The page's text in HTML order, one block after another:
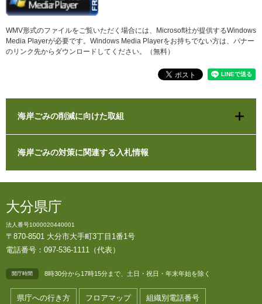
WMV形式のファイルをご覧いただく場合には、Microsoft社が提供するWindows
Media Playerが必要です。 Windows Media Playerをお持ちでない方は、バナー
のリンク先からダウンロードしてください。（無料）
海岸ごみの削減に向けた取組
海岸ごみの対策に関連する入札情報
大分県庁
法人番号1000020440001
〒870-8501 大分市大手町3丁目1番1号
電話番号：097-536-1111（代表）
開庁時間 8時30分から17時15分まで、土日・祝日・年末年始を除く
県庁への行き方 フロアマップ 組織別電話番号